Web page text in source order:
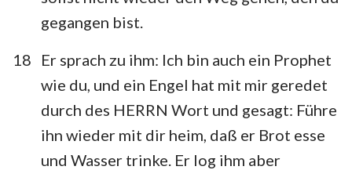
9 10 11 12 13
gegangen bist.
18
Er sprach zu ihm: Ich bin auch ein Prophet
wie du, und ein Engel hat mit mir geredet
durch des HERRN Wort und gesagt: Führe
ihn wieder mit dir heim, daß er Brot esse
und Wasser trinke. Er log ihm aber